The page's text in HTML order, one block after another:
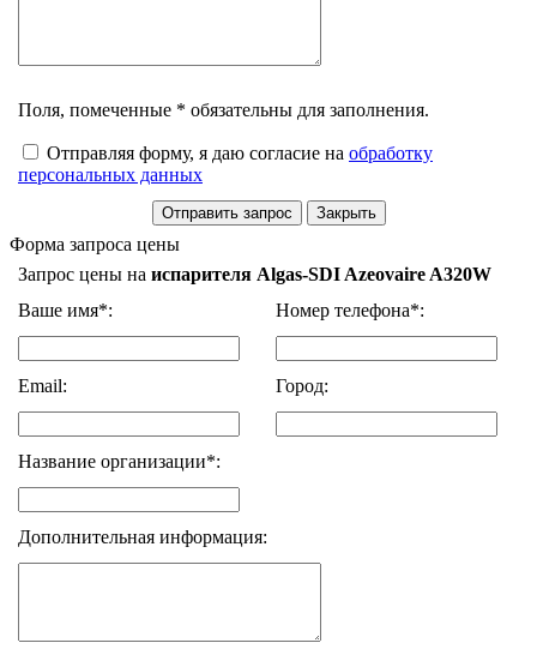
Поля, помеченные * обязательны для заполнения.
Отправляя форму, я даю согласие на обработку
персональных данных
Форма запроса цены
Запрос цены на испарителя Algas-SDI Azeovaire A320W
Ваше имя*:
Номер телефона*:
Email: Город:
Название организации*:
Дополнительная информация: